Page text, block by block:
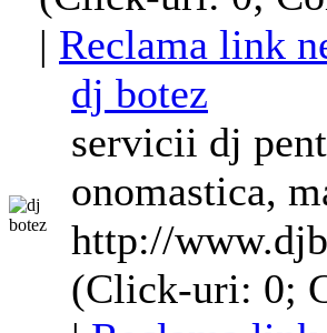
| Reclama link
dj botez
servicii dj
onomastica,
http://
(Click-uri: 0;